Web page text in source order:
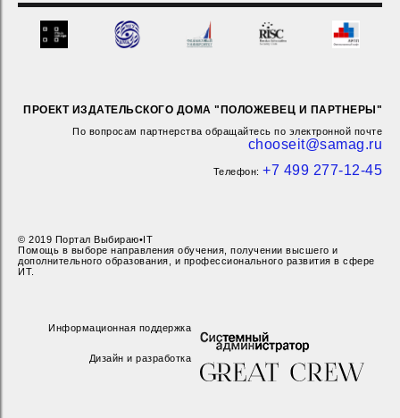
ПРОЕКТ ИЗДАТЕЛЬСКОГО ДОМА "ПОЛОЖЕВЕЦ И ПАРТНЕРЫ"
По вопросам партнерства обращайтесь по электронной почте
chooseit@samag.ru
Телефон: +7 499 277-12-45
© 2019 Портал Выбираю•IT
Помощь в выборе направления обучения, получении высшего и
дополнительного образования, и профессионального развития в сфере
ИТ.
Информационная поддержка
Дизайн и разработка